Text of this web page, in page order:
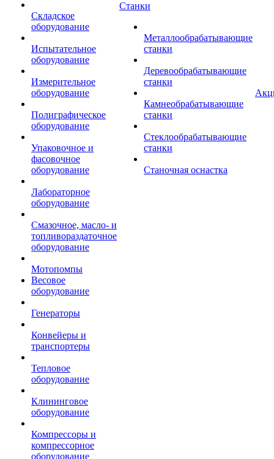
Складское
оборудование
Испытательное
оборудование
Измерительное
оборудование
Полиграфическое
оборудование
Упаковочное и
фасовочное
оборудование
Лабораторное
оборудование
Смазочное, масло- и
топливораздаточное
оборудование
Мотопомпы
Весовое
оборудование
Генераторы
Конвейеры и
транспортеры
Тепловое
оборудование
Клининговое
оборудование
Компрессоры и
компрессорное
оборудование
Станки
Металлообрабатывающие
станки
Деревообрабатывающие
станки
Камнеобрабатывающие
станки
Стеклообрабатывающие
станки
Станочная оснастка